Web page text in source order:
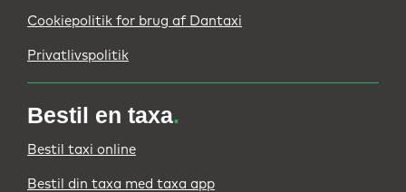
Cookiepolitik for brug af Dantaxi
Privatlivspolitik
Bestil en taxa.
Bestil taxi online
Bestil din taxa med taxa app